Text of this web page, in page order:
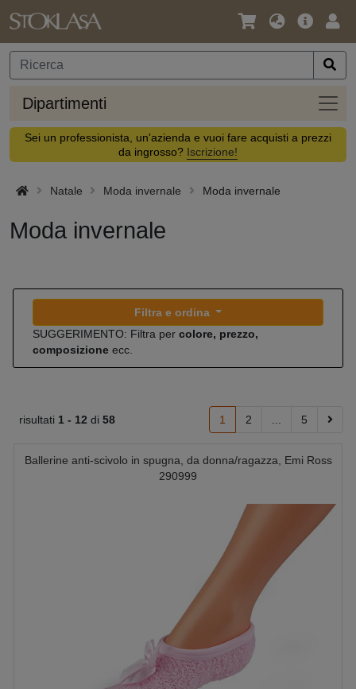
Lingua
Valuta
Offerta
Dipartimenti
Sei un professionista, un'azienda e vuoi fare acquisti a prezzi
da ingrosso? Iscrizione!
Natale Moda invernale Moda invernale
Moda invernale
Filtra e ordina
SUGGERIMENTO: Filtra per colore, prezzo,
composizione ecc.
risultati 1 - 12 di 58 1 2 5
Ballerine anti-scivolo in spugna, da donna/ragazza, Emi Ross
290999